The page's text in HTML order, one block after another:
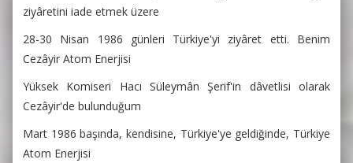
ziyâretini iade etmek üzere
28-30 Nisan 1986 günleri Türkiye'yi ziyâret etti. Benim
Cezâyir Atom Enerjisi
Yüksek Komiseri Hacı Süleymân Şerif'in dâvetlisi olarak
Cezâyir'de bulunduğum
Mart 1986 başında, kendisine, Türkiye'ye geldiğinde, Türkiye
Atom Enerjisi